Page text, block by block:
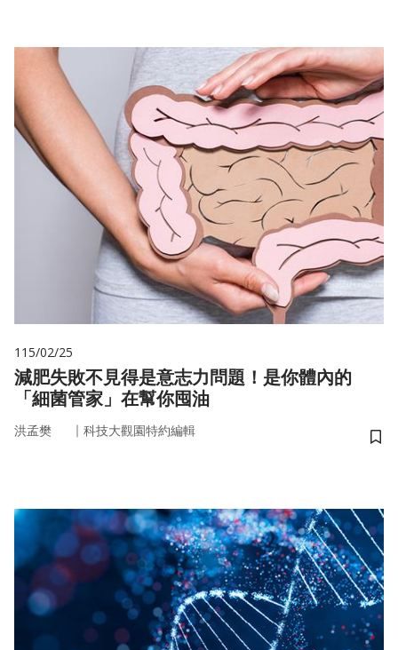
115/02/25
減肥失敗不見得是意志力問題！是你體內的
「細菌管家」在幫你囤油
洪孟樊 ｜ 科技大觀園特約編輯
儲